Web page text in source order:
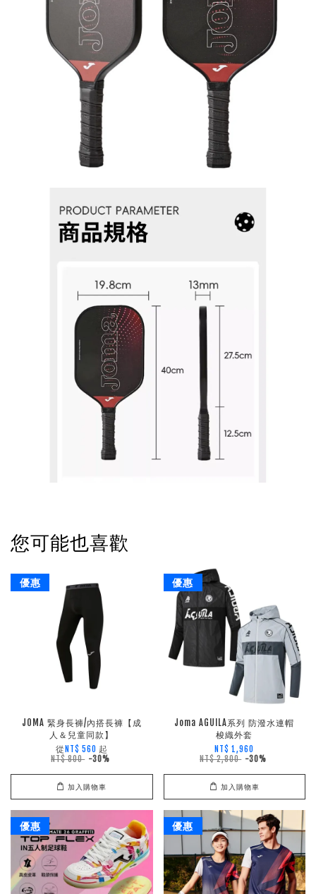
您可能也喜歡
優惠
JOMA 緊身長褲/內搭長褲【成
人＆兒童同款】
從 NT$ 560 起
NT$ 800 -30%
加入購物車
優惠
Joma AGUILA系列 防潑水連帽
梭織外套
NT$ 1,960
NT$ 2,800 -30%
加入購物車
優惠 優惠